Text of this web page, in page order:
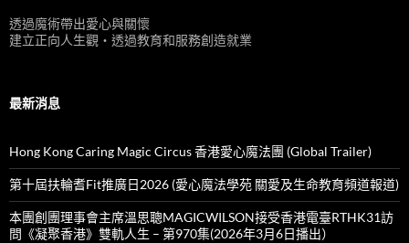
透過魔術帶出愛心與關懷
建立正向人生觀‧透過教育和服務創造就業
最新消息
Hong Kong Caring Magic Circus 香港愛心魔法團 (Global Trailer)
第十屆扶輪耆Fit推廣日2026 (愛心魔法學苑 關愛及生命教育頻道報道)
本團創團理事會主席溫思聰MAGICWILSON接受香港電臺RTHK31訪
問《凝聚香港》雙軌人生 – 第970集(2026年3月6日播出）